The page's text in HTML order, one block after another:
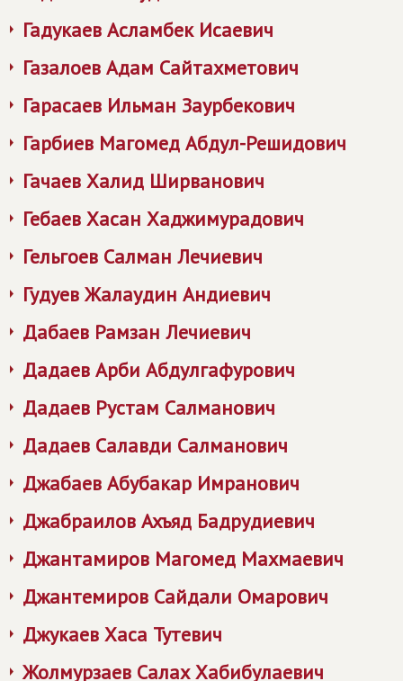
Гадукаев Асламбек Исаевич
Газалоев Адам Сайтахметович
Гарасаев Ильман Заурбекович
Гарбиев Магомед Абдул-Решидович
Гачаев Халид Ширванович
Гебаев Хасан Хаджимурадович
Гельгоев Салман Лечиевич
Гудуев Жалаудин Андиевич
Дабаев Рамзан Лечиевич
Дадаев Арби Абдулгафурович
Дадаев Рустам Салманович
Дадаев Салавди Салманович
Джабаев Абубакар Имранович
Джабраилов Ахъяд Бадрудиевич
Джантамиров Магомед Махмаевич
Джантемиров Сайдали Омарович
Джукаев Хаса Тутевич
Жолмурзаев Салах Хабибулаевич